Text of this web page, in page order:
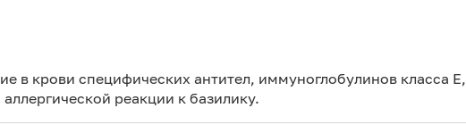
в крови специфических антител, иммуноглобулинов класса E,
реакции к базилику.